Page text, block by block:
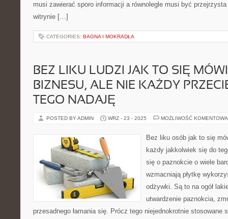
musi zawierać sporo informacji a równolegle musi być
witrynie […]
CATEGORIES: BAGNA I MOKRADŁA
BEZ LIKU LUDZI JAK TO SIĘ
BIZNESU, ALE NIE KAŻDY
TEGO NADAJĘ
POSTED BY ADMIN WRZ - 23 - 2025 MOŻLIWOŚĆ
Bez liku osób jak to się
każdy jakkolwiek się do
się o paznokcie o wiele
wzmacniają płytkę
odżywki. Są to na ogół
utwardzenie paznokcia,
przesadnego łamania się. Prócz tego niejednokrotnie stosowane